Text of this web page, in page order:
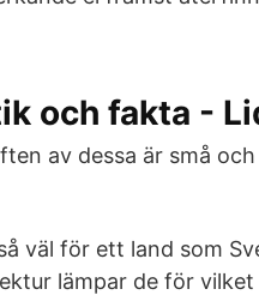
och fakta -
av dessa är små
väl för ett land som
lämpar de för